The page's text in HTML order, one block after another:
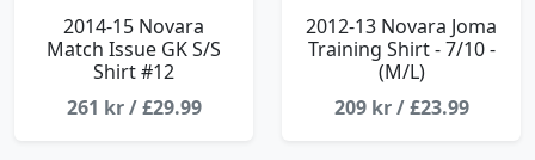
2014-15 Novara
Match Issue GK S/S
Shirt #12
261 kr / £29.99
2012-13 Novara Joma
Training Shirt - 7/10 -
(M/L)
209 kr / £23.99